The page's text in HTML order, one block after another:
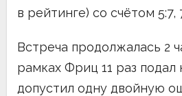
в рейтинге) со счётом 5:7,
Встреча продолжалась 2
рамках Фриц 11 раз подал
допустил одну двойную